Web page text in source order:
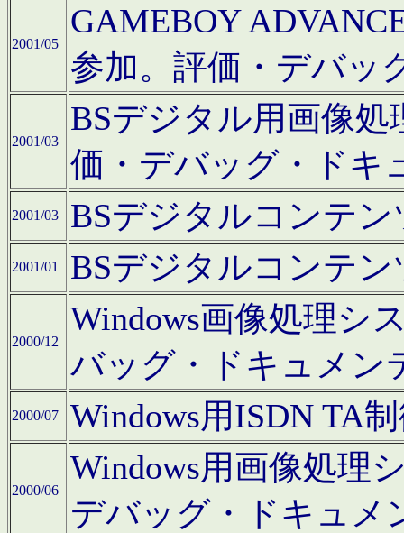
2001/05
GAMEBOY
参加。評価・デバッ
2001/03
BSデジタル用画像
価・デバッグ・ドキ
2001/03 BSデジタルコンテ
2001/01 BSデジタルコンテ
2000/12
Windows画像処理シ
バッグ・ドキュメン
2000/07 Windows用ISDN TA
2000/06
Windows用画像処理
デバッグ・ドキュメ